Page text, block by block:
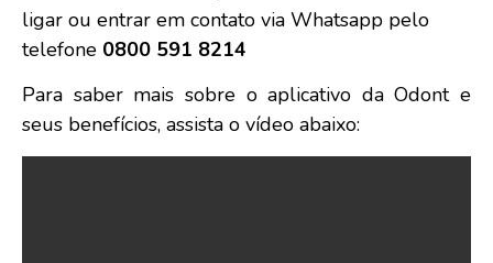
ligar ou entrar em contato via Whatsapp pelo
telefone 0800 591 8214
Para saber mais sobre o aplicativo da Odont e
seus benefícios, assista o vídeo abaixo: